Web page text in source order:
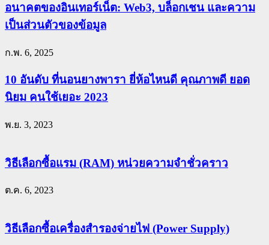
อนาคตของอินเทอร์เน็ต: Web3, บล็อกเชน และความ
เป็นส่วนตัวของข้อมูล
ก.พ. 6, 2025
10 อันดับ ที่นอนยางพารา ยี่ห้อไหนดี คุณภาพดี ยอด
นิยม คนใช้เยอะ 2023
พ.ย. 3, 2023
วิธีเลือกซื้อแรม (RAM) หน่วยความจำชั่วคราว
ต.ค. 6, 2023
วิธีเลือกซื้อเครื่องสำรองจ่ายไฟ (Power Supply)